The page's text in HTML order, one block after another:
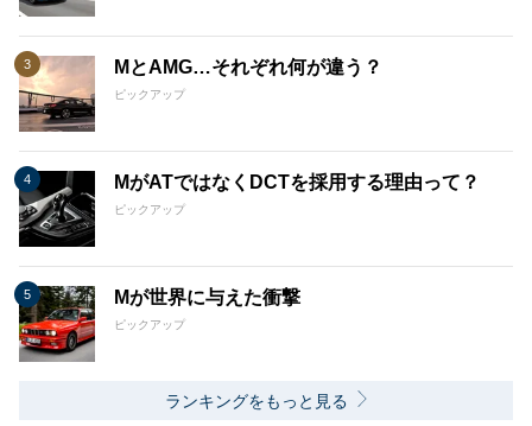
MとAMG…それぞれ何が違う？
ピックアップ
MがATではなくDCTを採用する理由って？
ピックアップ
Mが世界に与えた衝撃
ピックアップ
ランキングをもっと見る